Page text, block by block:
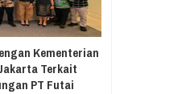
Kementerian
Terkait
PT Futai